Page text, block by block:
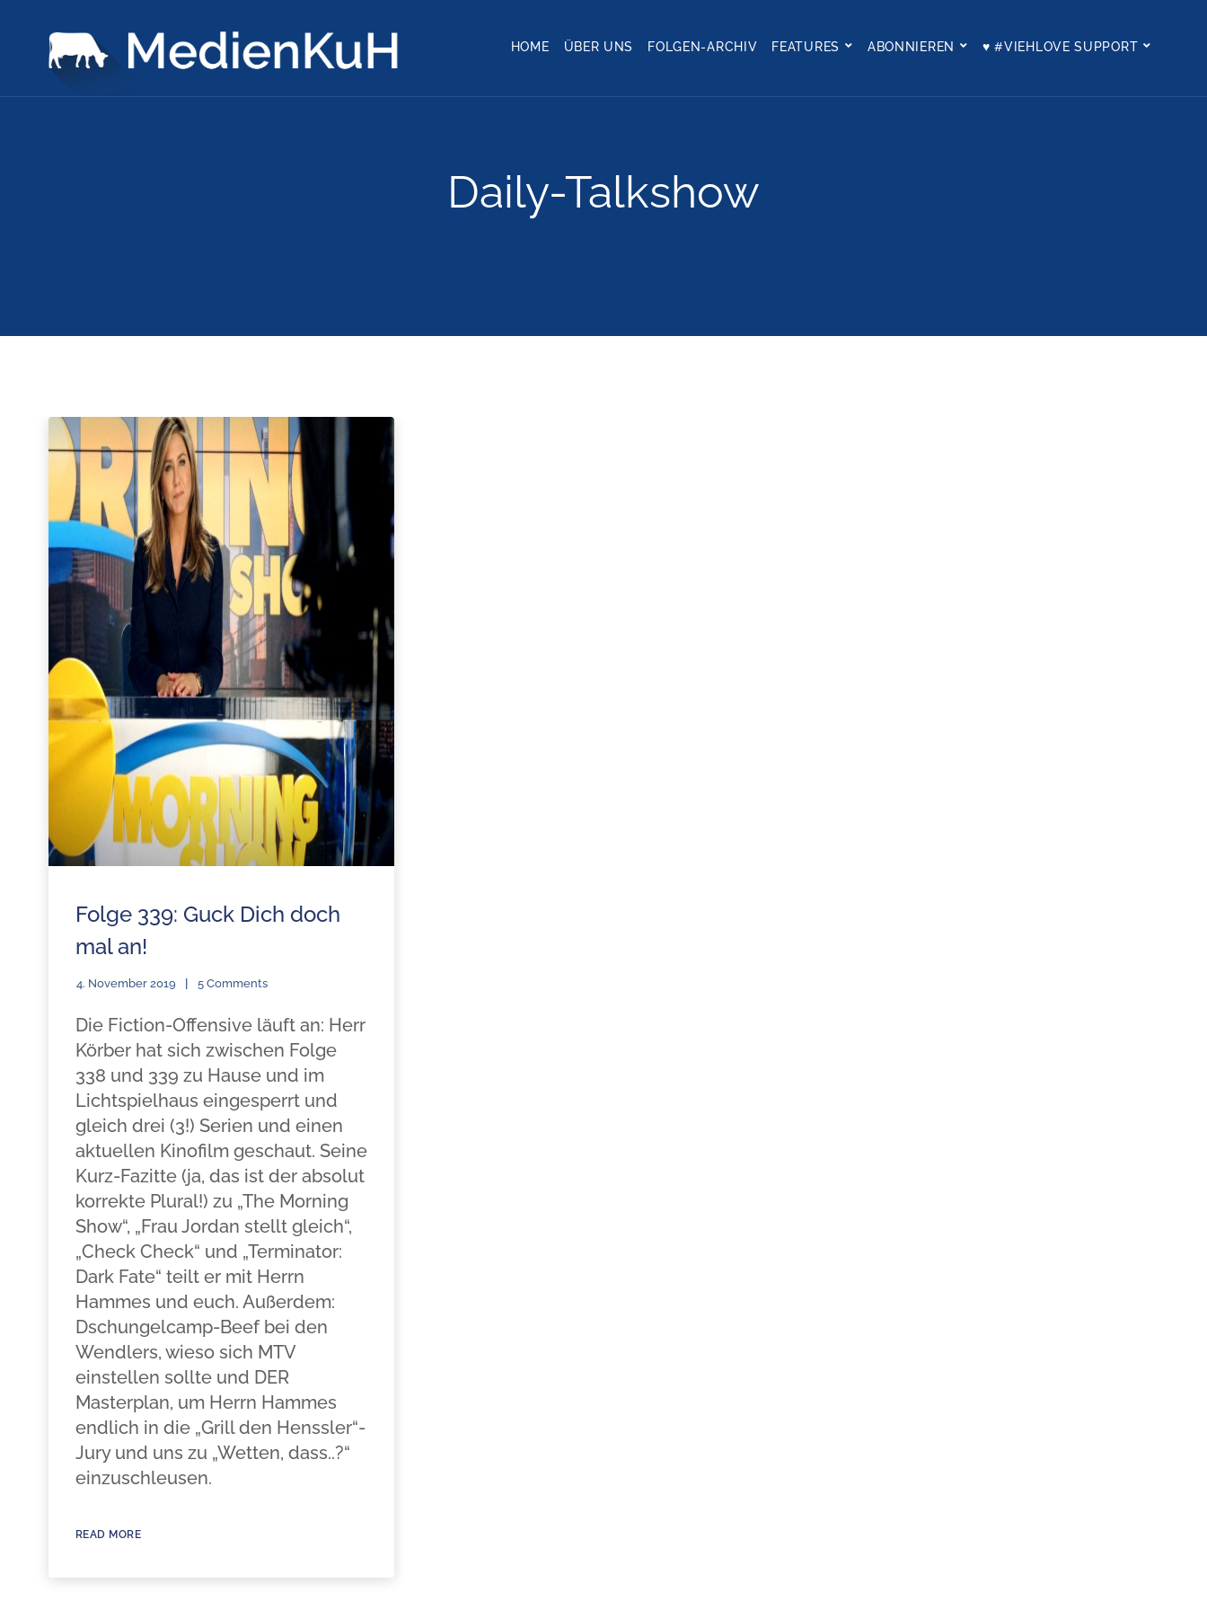
HOME ÜBER UNS FOLGEN-ARCHIV FEATURES ABONNIEREN ♥ #VIEHLOVE SUPPORT
Daily-Talkshow
Folge 339: Guck Dich doch
mal an!
4. November 2019 5 Comments
Die Fiction-Offensive läuft an: Herr
Körber hat sich zwischen Folge
338 und 339 zu Hause und im
Lichtspielhaus eingesperrt und
gleich drei (3!) Serien und einen
aktuellen Kinofilm geschaut. Seine
Kurz-Fazitte (ja, das ist der absolut
korrekte Plural!) zu „The Morning
Show“, „Frau Jordan stellt gleich“,
„Check Check“ und „Terminator:
Dark Fate“ teilt er mit Herrn
Hammes und euch. Außerdem:
Dschungelcamp-Beef bei den
Wendlers, wieso sich MTV
einstellen sollte und DER
Masterplan, um Herrn Hammes
endlich in die „Grill den Henssler“-
Jury und uns zu „Wetten, dass..?“
einzuschleusen.
READ MORE